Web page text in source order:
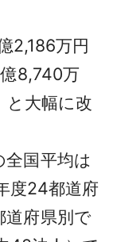
2,186万円
8,740万
と大幅に改
国平均は
度24都道府
道府県別で